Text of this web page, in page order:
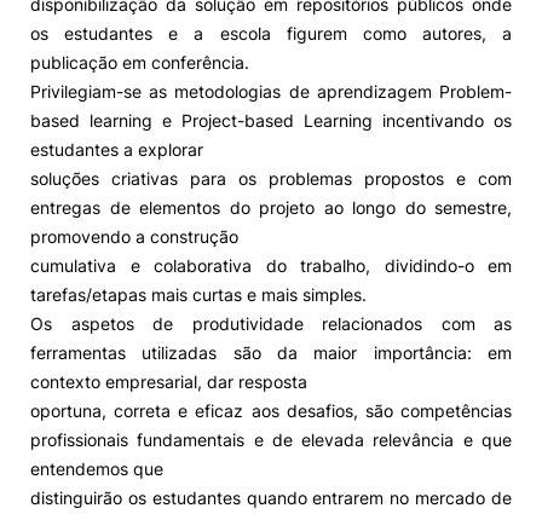
disponibilização da solução em repositórios públicos onde
os estudantes e a escola figurem como autores, a
publicação em conferência.
Privilegiam-se as metodologias de aprendizagem Problem-
based learning e Project-based Learning incentivando os
estudantes a explorar
soluções criativas para os problemas propostos e com
entregas de elementos do projeto ao longo do semestre,
promovendo a construção
cumulativa e colaborativa do trabalho, dividindo-o em
tarefas/etapas mais curtas e mais simples.
Os aspetos de produtividade relacionados com as
ferramentas utilizadas são da maior importância: em
contexto empresarial, dar resposta
oportuna, correta e eficaz aos desafios, são competências
profissionais fundamentais e de elevada relevância e que
entendemos que
distinguirão os estudantes quando entrarem no mercado de